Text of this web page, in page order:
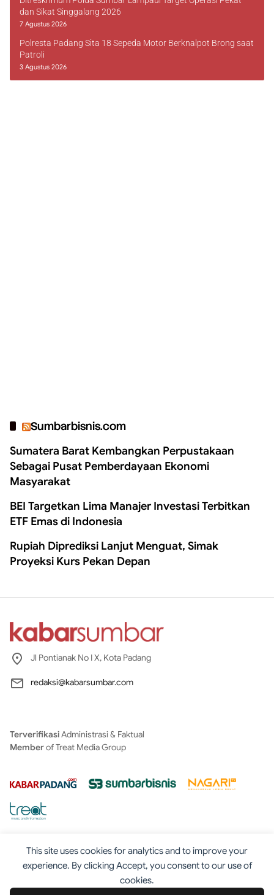
This site uses cookies for analytics and to improve your
experience. By clicking Accept, you consent to our use of
cookies.
dan Sikat Singgalang 2026
7 Agustus 2026
Polresta Padang Sita 18 Sepeda Motor Berknalpot Brong saat
Patroli
3 Agustus 2026
Sumbarbisnis.com
Sumatera Barat Kembangkan Perpustakaan
Sebagai Pusat Pemberdayaan Ekonomi
Masyarakat
BEI Targetkan Lima Manajer Investasi Terbitkan
ETF Emas di Indonesia
Rupiah Diprediksi Lanjut Menguat, Simak
Proyeksi Kurs Pekan Depan
Jl Pontianak No I X, Kota Padang
redaksi@kabarsumbar.com
TerverifikasiAdministrasi & Faktual
Memberof Treat Media Group
Tentang Redaksi Kontak Disclaimer Iklan